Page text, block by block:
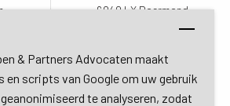
& Partners Advocaten maakt
en scripts van Google om uw gebruik
te analyseren, zodat
6049 LX Roermond
Routebeschrijving
De Bilt
Soestdijkseweg Zuid 13
3732 HC De Bilt (Utrecht)